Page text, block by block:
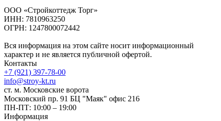
ООО «Стройкоттедж Торг»
ИНН: 7810963250
ОГРН: 1247800072442
Вся информация на этом сайте носит информационный
характер и не является публичной офертой.
Контакты
+7 (921) 397-78-00
info@stroy-kt.ru
ст. м. Московские ворота
Московский пр. 91 БЦ "Маяк" офис 216
ПН-ПТ: 10:00 – 19:00
Информация